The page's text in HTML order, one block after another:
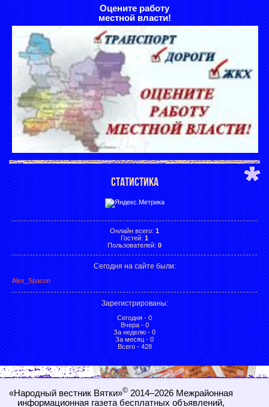
Оцените работу
местной власти!
СТАТИСТИКА
Онлайн всего: 1
Гостей: 1
Пользователей: 0
Сегодня на сайте были:
Alex_Spacon
Зарегистрированы:
Сегодня - 0
Вчера - 0
За неделю - 0
За месяц - 0
Всего - 428
«Народный вестник Вятки»©2014–2026 Межрайонная
информационная газета бесплатных объявлений,